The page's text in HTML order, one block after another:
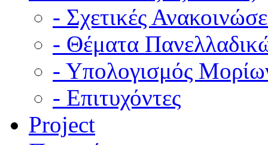
- Σχετικές
- Θέματα
- Υπολογισμός
- Επιτυχόντες
Project